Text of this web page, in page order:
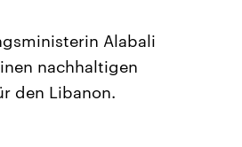
6.
Aktuelle Beiträge,
Alabali
nachhaltigen
den Libanon.